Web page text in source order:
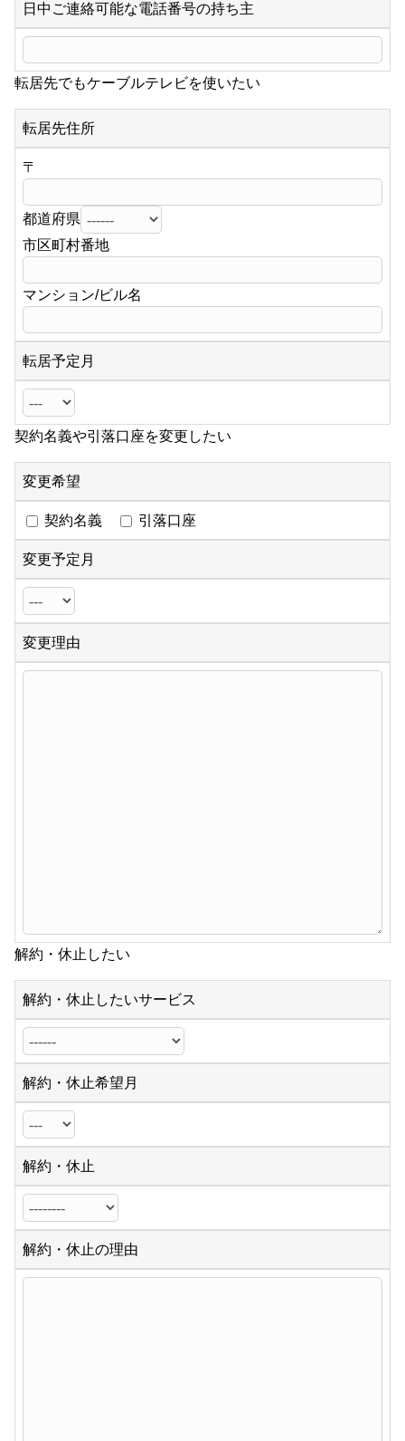
日中ご連絡可能な電話番号の持ち主
転居先でもケーブルテレビを使いたい
転居先住所
〒
都道府県
市区町村番地
マンション/ビル名
転居予定月
契約名義や引落口座を変更したい
変更希望
契約名義 引落口座
変更予定月
変更理由
解約・休止したい
解約・休止したいサービス
解約・休止希望月
解約・休止
解約・休止の理由